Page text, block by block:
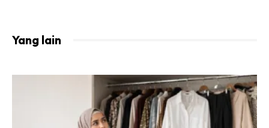
Minum 2 Gelas Air Ketika Sahur –Ketika makan sahur,
usahakan minum sekurang-kurangnya dua gelas air mineral
Yang lain